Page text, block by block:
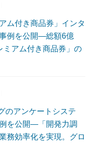
ム付き商品券」インタ
例を公開―総額6億
ミアム付き商品券」の
のアンケートシステ
を公開―「開発力調
務効率化を実現。グロ